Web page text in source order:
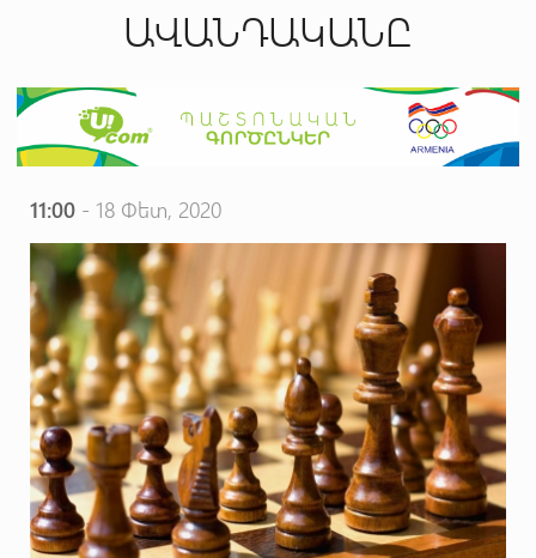
ԱՎԱՆԴԱԿԱՆԸ
11:00- 18 Փետ, 2020